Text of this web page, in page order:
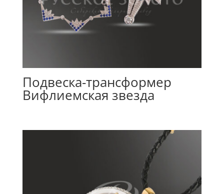
Подвеска-трансформер
Вифлиемская звезда